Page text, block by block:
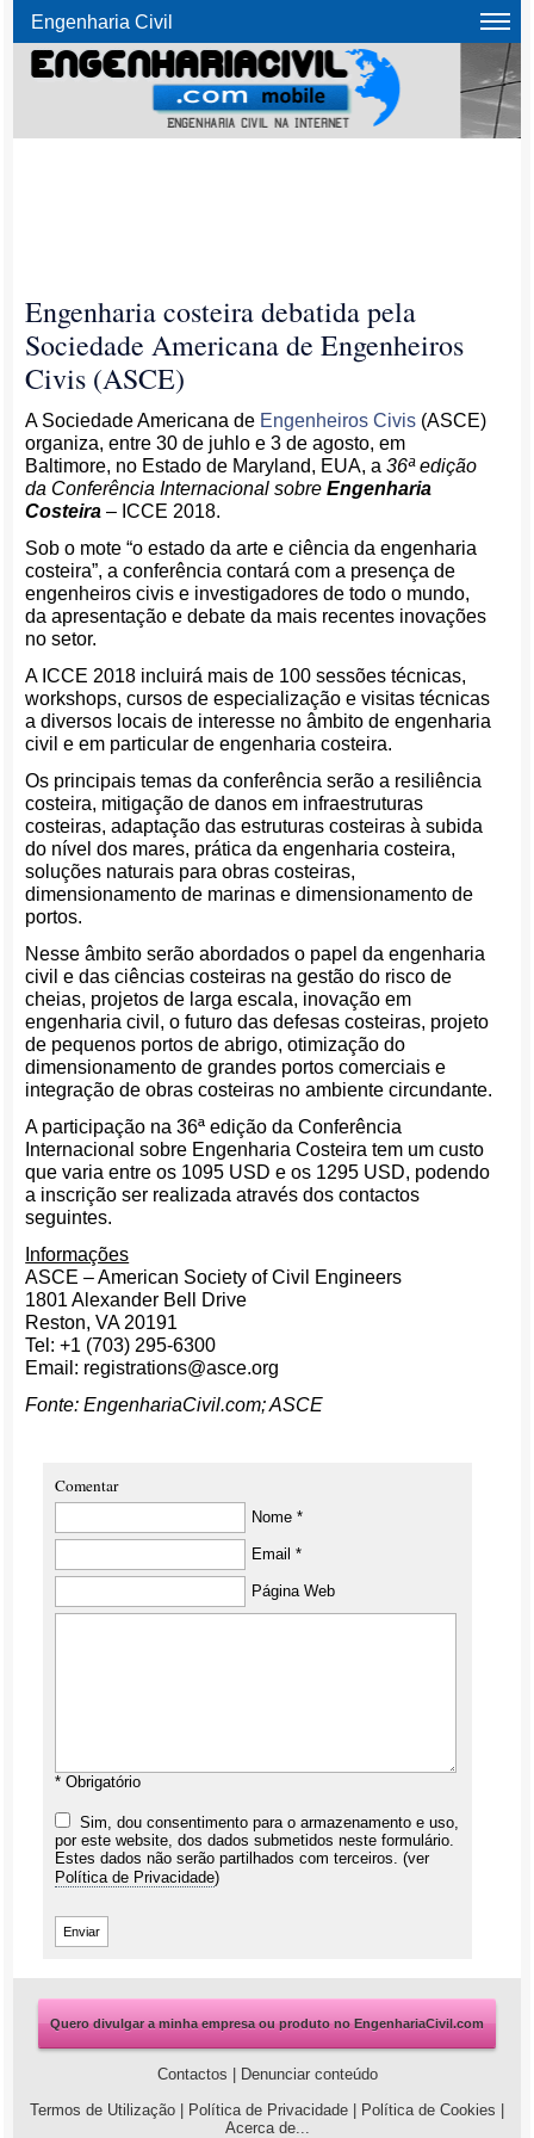
Engenharia Civil
Engenharia costeira debatida pela
Sociedade Americana de Engenheiros
Civis (ASCE)
A Sociedade Americana de Engenheiros Civis (ASCE)
organiza, entre 30 de juhlo e 3 de agosto, em
Baltimore, no Estado de Maryland, EUA, a36ª edição
da Conferência Internacional sobreEngenharia
Costeira – ICCE 2018.
Sob o mote “o estado da arte e ciência da engenharia
costeira”, a conferência contará com a presença de
engenheiros civis e investigadores de todo o mundo,
da apresentação e debate da mais recentes inovações
no setor.
A ICCE 2018 incluirá mais de 100 sessões técnicas,
workshops, cursos de especialização e visitas técnicas
a diversos locais de interesse no âmbito de engenharia
civil e em particular de engenharia costeira.
Os principais temas da conferência serão a resiliência
costeira, mitigação de danos em infraestruturas
costeiras, adaptação das estruturas costeiras à subida
do nível dos mares, prática da engenharia costeira,
soluções naturais para obras costeiras,
dimensionamento de marinas e dimensionamento de
portos.
Nesse âmbito serão abordados o papel da engenharia
civil e das ciências costeiras na gestão do risco de
cheias, projetos de larga escala, inovação em
engenharia civil, o futuro das defesas costeiras, projeto
de pequenos portos de abrigo, otimização do
dimensionamento de grandes portos comerciais e
integração de obras costeiras no ambiente circundante.
A participação na 36ª edição da Conferência
Internacional sobre Engenharia Costeira tem um custo
que varia entre os 1095 USD e os 1295 USD, podendo
a inscrição ser realizada através dos contactos
seguintes.
Informações
ASCE – American Society of Civil Engineers
1801 Alexander Bell Drive
Reston, VA 20191
Tel: +1 (703) 295-6300
Email: registrations@asce.org
Fonte: EngenhariaCivil.com; ASCE
Comentar
Nome *
Email *
Página Web
* Obrigatório
Sim, dou consentimento para o armazenamento e uso,
por este website, dos dados submetidos neste formulário.
Estes dados não serão partilhados com terceiros. (ver
Política de Privacidade)
Quero divulgar a minha empresa ou produto no EngenhariaCivil.com
Contactos
Denunciar conteúdo
Termos de Utilização
Política de Privacidade Política de Cookies
Acerca de...